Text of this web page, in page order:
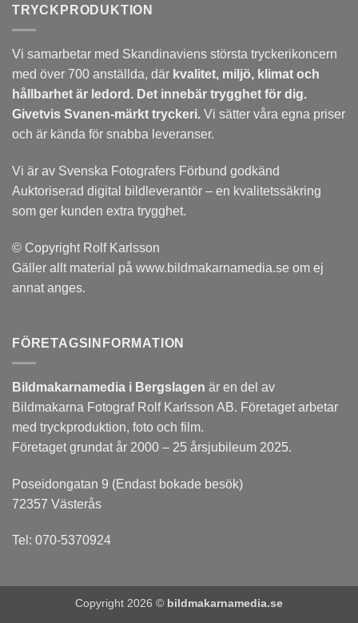
TRYCKPRODUKTION
Vi samarbetar med Skandinaviens största tryckerikoncern
med över 700 anställda, där kvalitet, miljö, klimat och
hållbarhet är ledord. Det innebär trygghet för dig.
Givetvis Svanen-märkt tryckeri. Vi sätter våra egna priser
och är kända för snabba leveranser.
Vi är av Svenska Fotografers Förbund godkänd
Auktoriserad digital bildleverantör – en kvalitetssäkring
som ger kunden extra trygghet.
© Copyright Rolf Karlsson
Gäller allt material på www.bildmakarnamedia.se om ej
annat anges.
FÖRETAGSINFORMATION
Bildmakarnamedia i Bergslagen är en del av
Bildmakarna Fotograf Rolf Karlsson AB. Företaget arbetar
med tryckproduktion, foto och film.
Företaget grundat år 2000 – 25 årsjubileum 2025.
Poseidongatan 9 (Endast bokade besök)
72357 Västerås
Tel: 070-5370924
Copyright 2026 © bildmakarnamedia.se